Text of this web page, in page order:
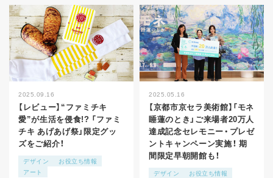
2025.09.16
【レビュー】“ファミチキ
愛”が生活を侵食!? 「ファミ
チキ あげあげ祭」限定グッ
ズをご紹介！
デザイン
お役立ち情報
アート
2025.05.16
【京都市京セラ美術館】「モネ
睡蓮のとき」ご来場者20万人
達成記念セレモニー・プレゼ
ントキャンペーン実施！ 期
間限定早朝開館も！
デザイン
お役立ち情報